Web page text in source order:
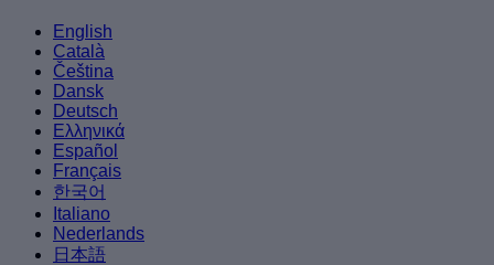
English
Català
Čeština
Dansk
Deutsch
Ελληνικά
Español
Français
한국어
Italiano
Nederlands
日本語